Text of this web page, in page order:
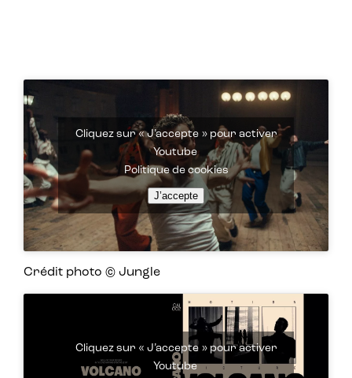
Cliquez sur « J’accepte » pour activer
Youtube
Politique de cookies
J’accepte
Crédit photo © Jungle
Cliquez sur « J’accepte » pour activer
Youtube